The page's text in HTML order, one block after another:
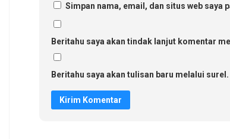
Simpan nama, email, dan situs web saya
Beritahu saya akan tindak lanjut komentar
Beritahu saya akan tulisan baru melalui surel.